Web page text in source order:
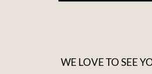
WE LOVE TO SEE